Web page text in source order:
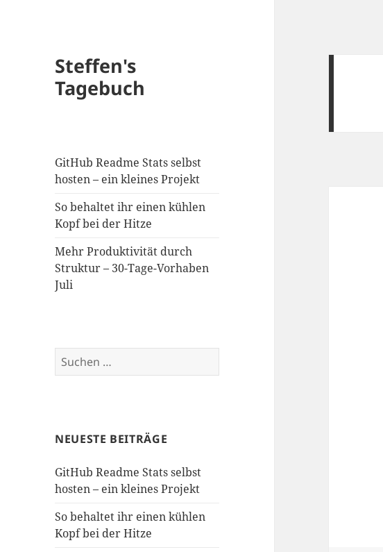
Steffen's
Tagebuch
GitHub Readme Stats selbst
hosten – ein kleines Projekt
So behaltet ihr einen kühlen
Kopf bei der Hitze
Mehr Produktivität durch
Struktur – 30-Tage-Vorhaben
Juli
Suchen
nach:
NEUESTE BEITRÄGE
GitHub Readme Stats selbst
hosten – ein kleines Projekt
So behaltet ihr einen kühlen
Kopf bei der Hitze